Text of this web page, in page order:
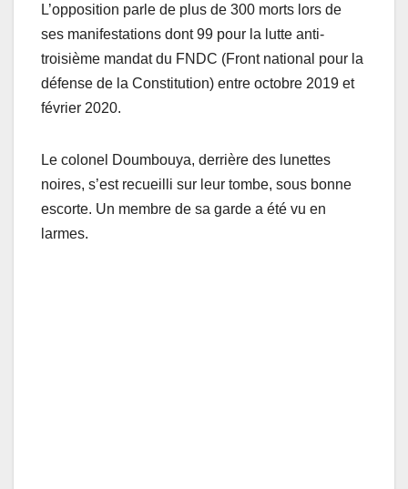
L’opposition parle de plus de 300 morts lors de
ses manifestations dont 99 pour la lutte anti-
troisième mandat du FNDC (Front national pour la
défense de la Constitution) entre octobre 2019 et
février 2020.
Le colonel Doumbouya, derrière des lunettes
noires, s’est recueilli sur leur tombe, sous bonne
escorte. Un membre de sa garde a été vu en
larmes.